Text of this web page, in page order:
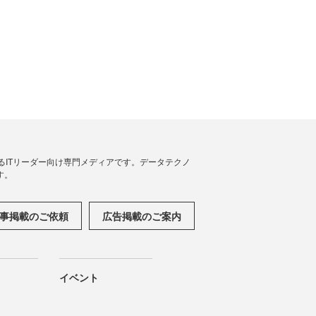
リーダー向け専門メディアです。データテクノ
掲載のご依頼 広告掲載のご案内
イベント